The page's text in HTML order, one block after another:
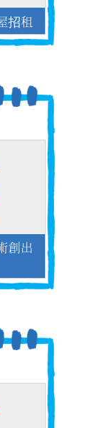
招租
創出